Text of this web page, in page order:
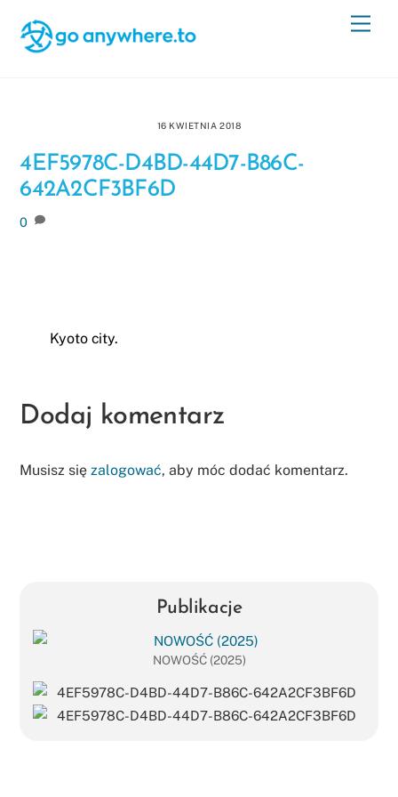
content
16 KWIETNIA 2018
4EF5978C-D4BD-44D7-B86C-
642A2CF3BF6D
0
Kyoto city.
Dodaj komentarz
Musisz sięzalogować, aby móc dodać komentarz.
Publikacje
NOWOŚĆ (2025)